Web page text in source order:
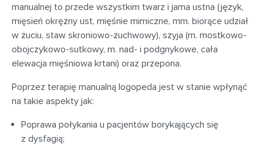
manualnej to przede wszystkim twarz i jama ustna (język,
mięsień okrężny ust, mięśnie mimiczne, mm. biorące udział
w żuciu, staw skroniowo-żuchwowy), szyja (m. mostkowo-
obojczykowo-sutkowy, m. nad- i podgnykowe, cała
elewacja mięśniowa krtani) oraz przepona.
Poprzez terapię manualną logopeda jest w stanie wpłynąć
na takie aspekty jak:
Poprawa połykania u pacjentów borykających się
z dysfagią;